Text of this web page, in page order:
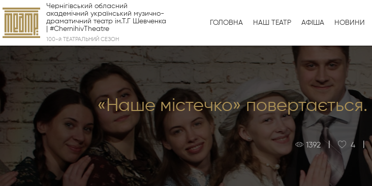
Чернігівський обласний
академічний український музично-
драматичний театр ім.Т.Г Шевченка
| #ChernihivTheatre
100-й ТЕАТРАЛЬНИЙ СЕЗОН
ГОЛОВНА НАШ ТЕАТР АФІША НОВИНИ
«Наше містечко»
1392 | 4 |